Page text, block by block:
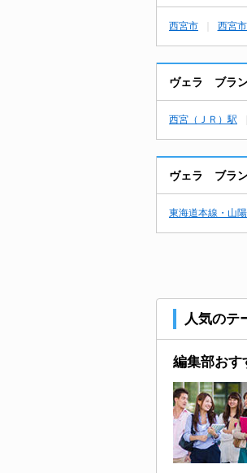
西宮市 西宮
ヴェラ ブラン
西宮（ＪＲ）駅
ヴェラ ブラン
東海道本線・山
人気のテ
編集部おす